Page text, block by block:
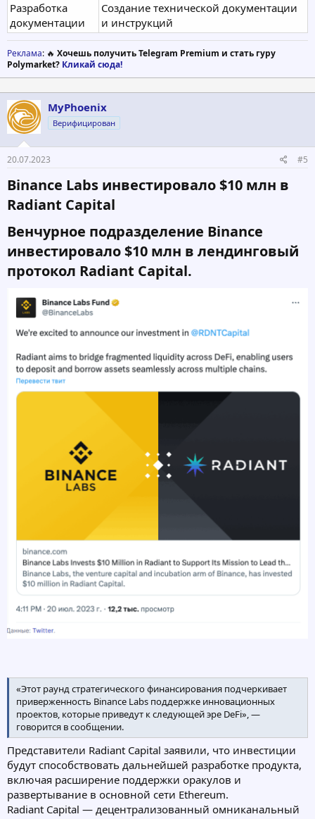
Разработка
документации
Создание технической документации
и инструкций
Реклама: 🔥 Хочешь получить Telegram Premium и стать гуру
Polymarket? Кликай сюда!
MyPhoenix
Верифицирован
20.07.2023 #5
Binance Labs инвестировало $10 млн в
Radiant Capital​
Венчурное подразделение Binance
инвестировало $10 млн в лендинговый
протокол Radiant Capital.
«Этот раунд стратегического финансирования подчеркивает
приверженность Binance Labs поддержке инновационных
проектов, которые приведут к следующей эре DeFi», —
говорится в сообщении.
Представители Radiant Capital заявили, что инвестиции
будут способствовать дальнейшей разработке продукта,
включая расширение поддержки оракулов и
развертывание в основной сети Ethereum.
Radiant Capital — децентрализованный омниканальный